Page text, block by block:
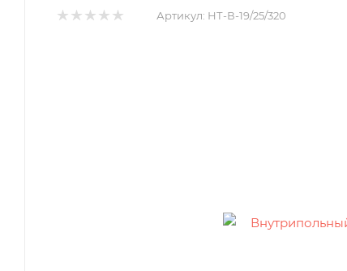
Артикул: НТ-В-19/25/320